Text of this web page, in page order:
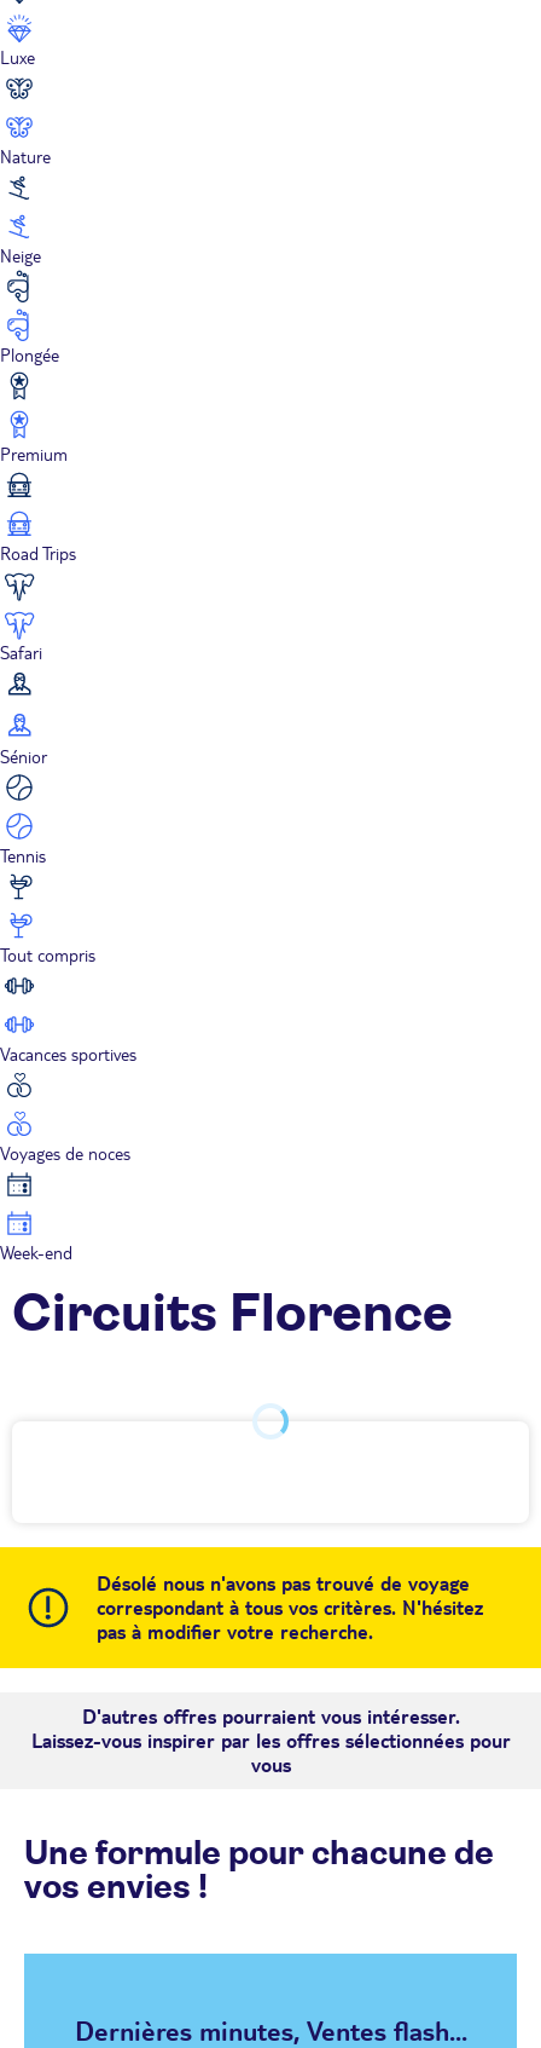
Luxe
Nature
Neige
Plongée
Premium
Road Trips
Safari
Sénior
Tennis
Tout compris
Vacances sportives
Voyages de noces
Week-end
Circuits Florence
Désolé nous n'avons pas trouvé de voyage
correspondant à tous vos critères. N'hésitez
pas à modifier votre recherche.
D'autres offres pourraient vous intéresser.
Laissez-vous inspirer par les offres sélectionnées pour
vous
Une formule pour chacune de
vos envies !
Dernières minutes, Ventes flash...